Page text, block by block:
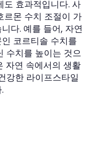
효과적입니다. 사
르몬 수치 조절이 가
다. 예를 들어, 자연
코르티솔 수치를
수치를 높이는 것으
자연 속에서의 생활
강한 라이프스타일